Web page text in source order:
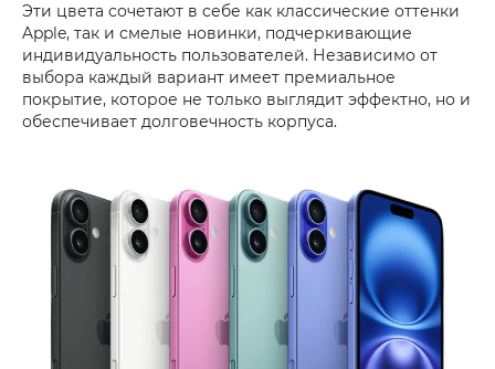
Эти цвета сочетают в себе как классические оттенки
Apple, так и смелые новинки, подчеркивающие
индивидуальность пользователей. Независимо от
выбора каждый вариант имеет премиальное
покрытие, которое не только выглядит эффектно, но и
обеспечивает долговечность корпуса.